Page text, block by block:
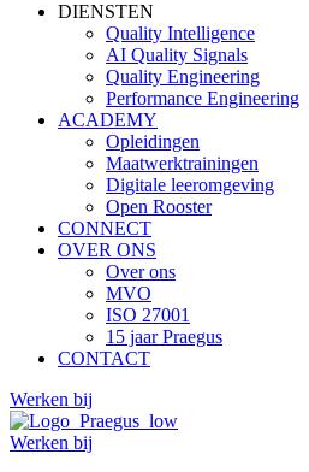
DIENSTEN
Quality Intelligence
AI Quality Signals
Quality Engineering
Performance Engineering
ACADEMY
Opleidingen
Maatwerktrainingen
Digitale leeromgeving
Open Rooster
CONNECT
OVER ONS
Over ons
MVO
ISO 27001
15 jaar Praegus
CONTACT
Werken bij
Werken bij